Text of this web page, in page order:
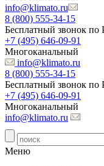
info@klimato.ru
8 (800) 555-34-15
Бесплатный звонок по
+7 (495) 646-09-91
Многоканальный
info@klimato.ru
8 (800) 555-34-15
Бесплатный звонок по
+7 (495) 646-09-91
Многоканальный
info@klimato.ru
Меню